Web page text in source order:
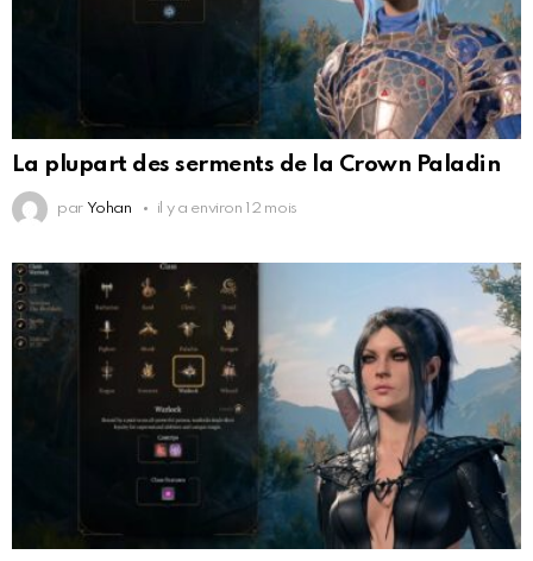
La plupart des serments de la Crown Paladin
par Yohan il y a environ 12 mois